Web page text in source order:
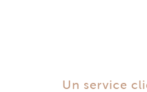
Un service